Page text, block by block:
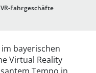
Fahrgeschäfte
im bayerischen
Virtual Reality